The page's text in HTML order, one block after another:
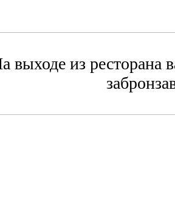
выходе из ресторана